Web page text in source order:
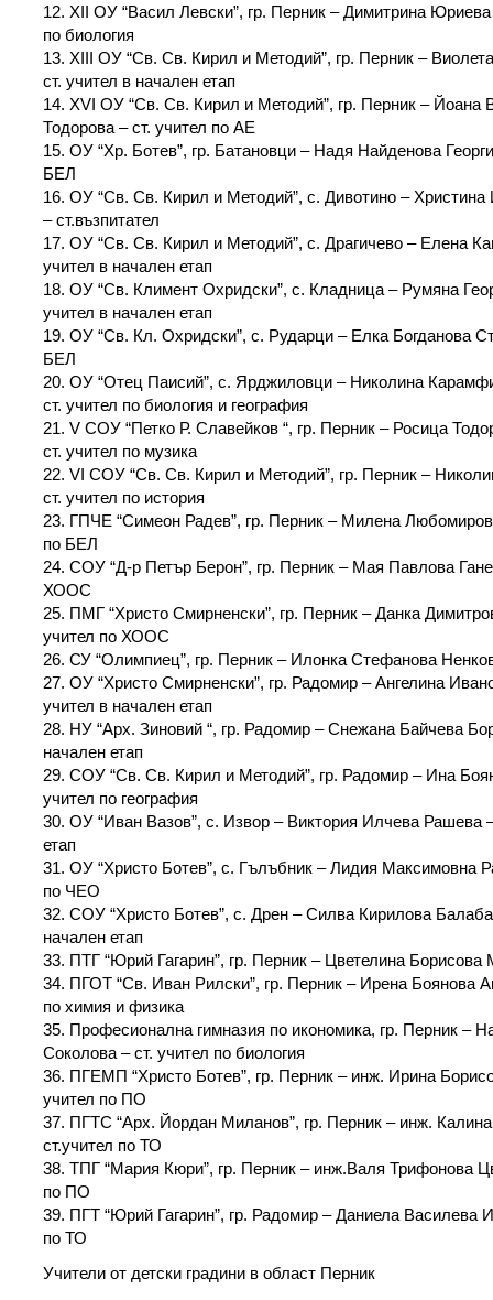
12. ХІІ ОУ “Васил Левски”, гр. Перник – Димитрина
по биология
13. ХІІІ ОУ “Св. Св. Кирил и Методий”, гр. Перник –
ст. учител в начален етап
14. ХVІ ОУ “Св. Св. Кирил и Методий”, гр. Перник – Йоана
Тодорова – ст. учител по АЕ
15. ОУ “Хр. Ботев”, гр. Батановци – Надя Найденова
БЕЛ
16. ОУ “Св. Св. Кирил и Методий”, с. Дивотино – Христина
– ст.възпитател
17. ОУ “Св. Св. Кирил и Методий”, с. Драгичево – Елена
учител в начален етап
18. ОУ “Св. Климент Охридски”, с. Кладница – Румяна
учител в начален етап
19. ОУ “Св. Кл. Охридски”, с. Рударци – Елка Богданова
БЕЛ
20. ОУ “Отец Паисий”, с. Ярджиловци – Николина
ст. учител по биология и география
21. V СОУ “Петко Р. Славейков “, гр. Перник – Росица
ст. учител по музика
22. VІ СОУ “Св. Св. Кирил и Методий”, гр. Перник –
ст. учител по история
23. ГПЧЕ “Симеон Радев”, гр. Перник – Милена
по БЕЛ
24. СОУ “Д-р Петър Берон”, гр. Перник – Мая Павлова
ХООС
25. ПМГ “Христо Смирненски”, гр. Перник – Данка
учител по ХООС
26. СУ “Олимпиец”, гр. Перник – Илонка Стефанова
27. ОУ “Христо Смирненски”, гр. Радомир – Ангелина
учител в начален етап
28. НУ “Арх. Зиновий “, гр. Радомир – Снежана Байчева
начален етап
29. СОУ “Св. Св. Кирил и Методий”, гр. Радомир – Ина
учител по география
30. ОУ “Иван Вазов”, с. Извор – Виктория Илчева Рашева
етап
31. ОУ “Христо Ботев”, с. Гълъбник – Лидия Максимовна
по ЧЕО
32. СОУ “Христо Ботев”, с. Дрен – Силва Кирилова
начален етап
33. ПТГ “Юрий Гагарин”, гр. Перник – Цветелина Борисова
34. ПГОТ “Св. Иван Рилски”, гр. Перник – Ирена Боянова
по химия и физика
35. Професионална гимназия по икономика, гр. Перник –
Соколова – ст. учител по биология
36. ПГЕМП “Христо Ботев”, гр. Перник – инж. Ирина
учител по ПО
37. ПГТС “Арх. Йордан Миланов”, гр. Перник – инж.
ст.учител по ТО
38. ТПГ “Мария Кюри”, гр. Перник – инж.Валя Трифонова
по ПО
39. ПГТ “Юрий Гагарин”, гр. Радомир – Даниела Василева
по ТО
Учители от детски градини в област Перник